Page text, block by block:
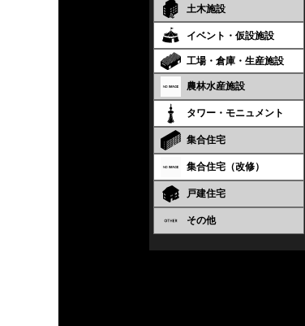
土木施設
イベント・仮設施設
工場・倉庫・生産施設
農林水産施設
タワー・モニュメント
集合住宅
集合住宅（改修）
戸建住宅
その他